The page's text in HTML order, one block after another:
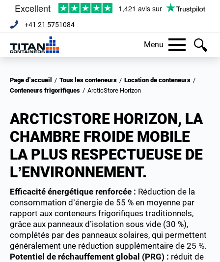
+41 21 5751084
Menu
Page d’accueil / Tous les conteneurs / Location de conteneurs /
Conteneurs frigorifiques / ArcticStore Horizon
ARCTICSTORE HORIZON, LA
CHAMBRE FROIDE MOBILE
LA PLUS RESPECTUEUSE DE
L’ENVIRONNEMENT.
Efficacité énergétique renforcée : Réduction de la
consommation d’énergie de 55 % en moyenne par
rapport aux conteneurs frigorifiques traditionnels,
grâce aux panneaux d’isolation sous vide (30 %),
complétés par des panneaux solaires, qui permettent
généralement une réduction supplémentaire de 25 %.
Potentiel de réchauffement global (PRG) : réduit de